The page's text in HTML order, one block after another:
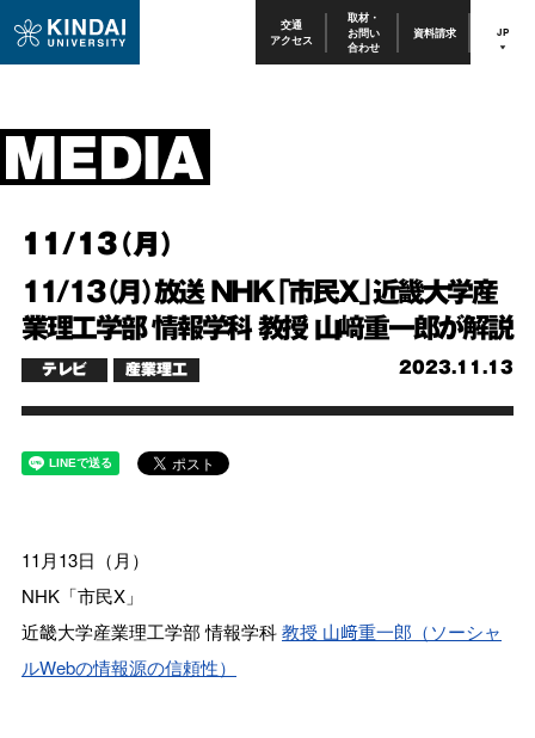
交通
アクセス
取材・
お問い
合わせ
資料請求 JP
11/13（月）
11/13（月）放送 NHK「市民X」近畿大学産
業理工学部 情報学科 教授 山﨑重一郎が解説
2023.11.13
テレビ 産業理工
11月13日（月）
NHK「市民X」
近畿大学産業理工学部 情報学科教授 山﨑重一郎（ソーシャ
ルWebの情報源の信頼性）